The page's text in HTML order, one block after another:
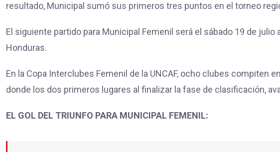
resultado, Municipal sumó sus primeros tres puntos en el torneo
El siguiente partido para Municipal Femenil será el sábado 19 de julio
Honduras.
En la Copa Interclubes Femenil de la UNCAF, ocho clubes compiten
donde los dos primeros lugares al finalizar la fase de clasificación,
EL GOL DEL TRIUNFO PARA MUNICIPAL FEMENIL: